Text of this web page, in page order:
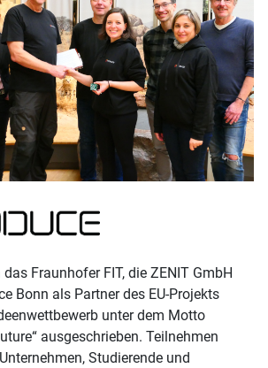
Fraunhofer FIT, die ZENIT GmbH
Bonn als Partner des EU-Projekts
unter dem Motto
ausgeschrieben. Teilnehmen
Studierende und